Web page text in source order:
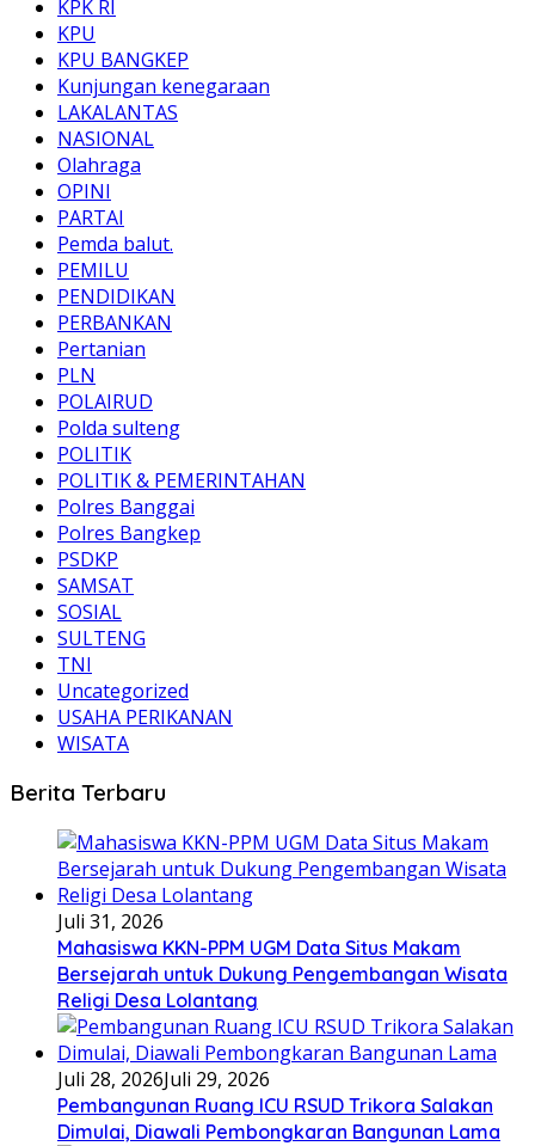
KPK RI
KPU
KPU BANGKEP
Kunjungan kenegaraan
LAKALANTAS
NASIONAL
Olahraga
OPINI
PARTAI
Pemda balut.
PEMILU
PENDIDIKAN
PERBANKAN
Pertanian
PLN
POLAIRUD
Polda sulteng
POLITIK
POLITIK & PEMERINTAHAN
Polres Banggai
Polres Bangkep
PSDKP
SAMSAT
SOSIAL
SULTENG
TNI
Uncategorized
USAHA PERIKANAN
WISATA
Berita Terbaru
Juli 31, 2026
Mahasiswa KKN-PPM UGM Data Situs Makam
Bersejarah untuk Dukung Pengembangan Wisata
Religi Desa Lolantang
Juli 28, 2026Juli 29, 2026
Pembangunan Ruang ICU RSUD Trikora Salakan
Dimulai, Diawali Pembongkaran Bangunan Lama